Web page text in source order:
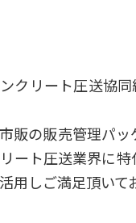
クリート圧送協
販の販売管理パ
ート圧送業界に
用しご満足頂いて